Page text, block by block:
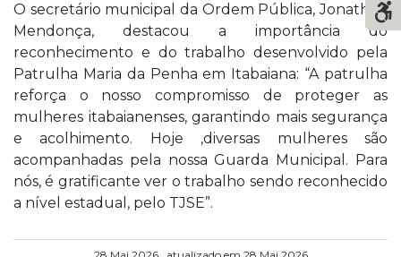
O secretário municipal da Ordem Pública, Jonathan
Mendonça, destacou a importância do
reconhecimento e do trabalho desenvolvido pela
Patrulha Maria da Penha em Itabaiana: “A patrulha
reforça o nosso compromisso de proteger as
mulheres itabaianenses, garantindo mais segurança
e acolhimento. Hoje ,diversas mulheres são
acompanhadas pela nossa Guarda Municipal. Para
nós, é gratificante ver o trabalho sendo reconhecido
a nível estadual, pelo TJSE”.